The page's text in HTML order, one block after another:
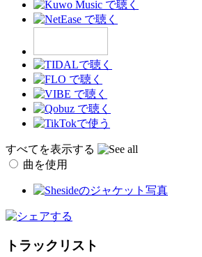
すべてを表示する
曲を使用
トラックリスト